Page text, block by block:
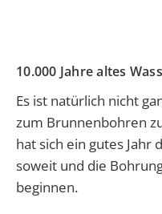
10.000 Jahre altes
Es ist natürlich nicht
zum Brunnenbohren
hat sich ein gutes Jahr
soweit und die
beginnen.